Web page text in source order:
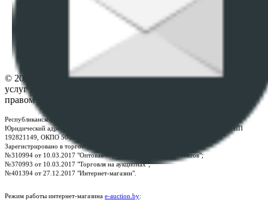
ПОЛОЖЕНИЕ О ПОЛИТИКЕ ОБРАБОТКИ COOKIE-
Настройки cookie-файлов
© 2026 Республиканское унитарное предприятие по оказанию
услуг "БелЮрОбеспечение" - Все права защищены авторским
правом
Республиканское унитарное предприятие по оказанию услуг "БелЮрОбеспечение"
Юридический адрес: г. Минск, пр-т. Дзержинского, 1Б, e-mail:
, УНП
192821149, ОКПО 500111895000
Зарегистрировано в торговом реестре Республики Беларусь:
№310994 от 10.03.2017 "Оптовая торговля без торговых объектов";
№370993 от 10.03.2017 "Торговля на аукционах";
№401394 от 27.12.2017 "Интернет-магазин".
Режим работы интернет-магазина e-auction.by: